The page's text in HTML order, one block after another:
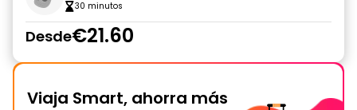
30 minutos
Desde€21.60
Viaja Smart, ahorra más